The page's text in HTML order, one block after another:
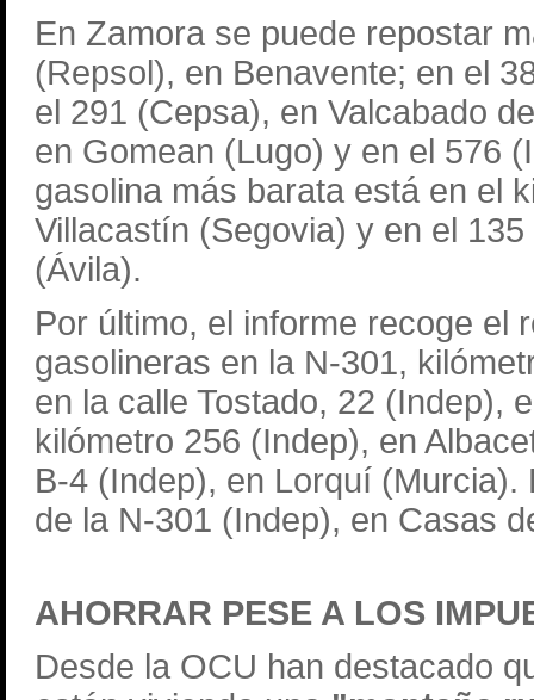
En Zamora se puede repostar
(Repsol), en Benavente; en el
el 291 (Cepsa), en Valcabado
en Gomean (Lugo) y en el 576
gasolina más barata está en el
Villacastín (Segovia) y en el
(Ávila).
Por último, el informe recoge el
gasolineras en la N-301,
en la calle Tostado, 22 (Indep),
kilómetro 256 (Indep), en
B-4 (Indep), en Lorquí
de la N-301 (Indep), en Casas
AHORRAR PESE A LOS
Desde la OCU han destacado